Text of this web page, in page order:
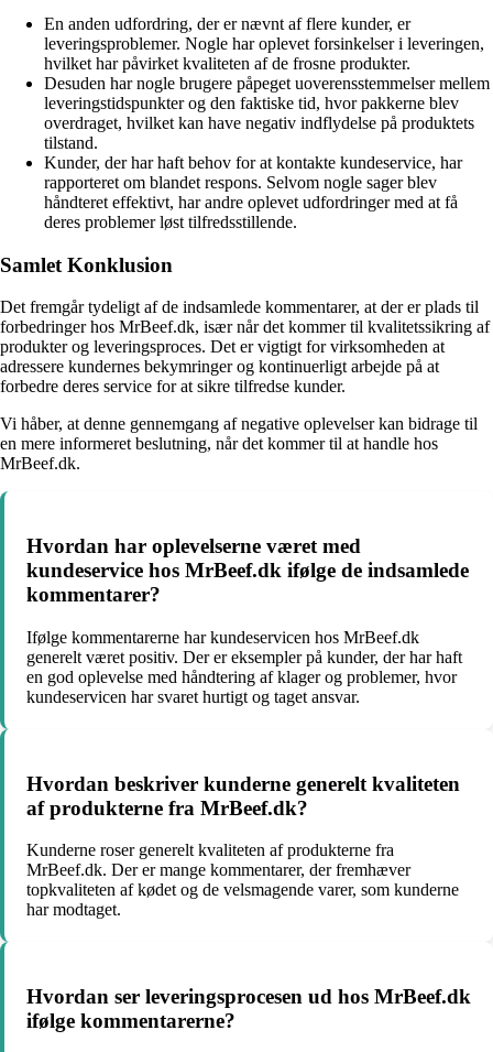
En anden udfordring, der er nævnt af flere kunder, er
leveringsproblemer. Nogle har oplevet forsinkelser i leveringen,
hvilket har påvirket kvaliteten af de frosne produkter.
Desuden har nogle brugere påpeget uoverensstemmelser mellem
leveringstidspunkter og den faktiske tid, hvor pakkerne blev
overdraget, hvilket kan have negativ indflydelse på produktets
tilstand.
Kunder, der har haft behov for at kontakte kundeservice, har
rapporteret om blandet respons. Selvom nogle sager blev
håndteret effektivt, har andre oplevet udfordringer med at få
deres problemer løst tilfredsstillende.
Samlet Konklusion
Det fremgår tydeligt af de indsamlede kommentarer, at der er plads til
forbedringer hos MrBeef.dk, især når det kommer til kvalitetssikring af
produkter og leveringsproces. Det er vigtigt for virksomheden at
adressere kundernes bekymringer og kontinuerligt arbejde på at
forbedre deres service for at sikre tilfredse kunder.
Vi håber, at denne gennemgang af negative oplevelser kan bidrage til
en mere informeret beslutning, når det kommer til at handle hos
MrBeef.dk.
Hvordan har oplevelserne været med
kundeservice hos MrBeef.dk ifølge de indsamlede
kommentarer?
Ifølge kommentarerne har kundeservicen hos MrBeef.dk
generelt været positiv. Der er eksempler på kunder, der har haft
en god oplevelse med håndtering af klager og problemer, hvor
kundeservicen har svaret hurtigt og taget ansvar.
Hvordan beskriver kunderne generelt kvaliteten
af produkterne fra MrBeef.dk?
Kunderne roser generelt kvaliteten af produkterne fra
MrBeef.dk. Der er mange kommentarer, der fremhæver
topkvaliteten af kødet og de velsmagende varer, som kunderne
har modtaget.
Hvordan ser leveringsprocesen ud hos MrBeef.dk
ifølge kommentarerne?